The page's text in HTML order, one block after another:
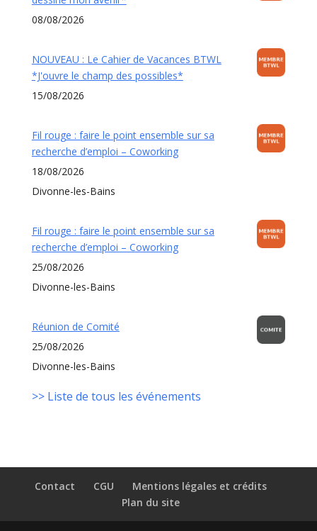
08/08/2026
NOUVEAU : Le Cahier de Vacances BTWL
*J'ouvre le champ des possibles*
15/08/2026
Fil rouge : faire le point ensemble sur sa
recherche d’emploi – Coworking
18/08/2026
Divonne-les-Bains
Fil rouge : faire le point ensemble sur sa
recherche d’emploi – Coworking
25/08/2026
Divonne-les-Bains
Réunion de Comité
25/08/2026
Divonne-les-Bains
>> Liste de tous les événements
Contact CGU
Mentions légales et crédits
Plan du site